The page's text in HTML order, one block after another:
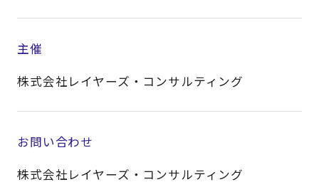
主催
株式会社レイヤーズ・コンサルティング
お問い合わせ
株式会社レイヤーズ・コンサルティング